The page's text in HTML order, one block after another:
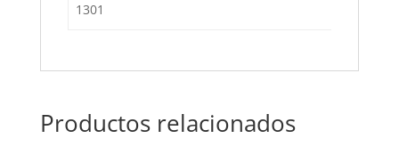
1301
Productos relacionados